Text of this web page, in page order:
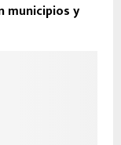
municipios y